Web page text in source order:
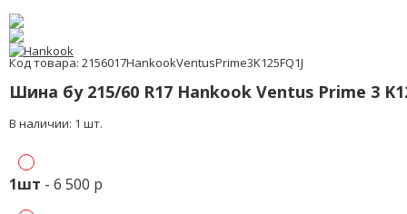
Код товара: 2156017HankookVentusPrime3K125FQ1J
Шина бу 215/60 R17 Hankook Ventus Prime 3
В наличии: 1 шт.
1шт - 6 500 р